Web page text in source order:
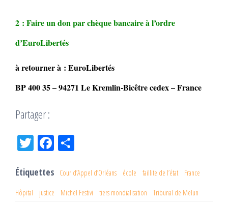
2 : Faire un don par chèque bancaire à l’ordre
d’EuroLibertés
à retourner à : EuroLibertés
BP 400 35 – 94271 Le Kremlin-Bicêtre cedex – France
Partager :
Tw
itt
er
Fac
eb
oo ge
r
Étiquettes Cour d’Appel d’Orléans école faillite de l’état France
Hôpital justice Michel Festivi tiers mondialisation Tribunal de Melun